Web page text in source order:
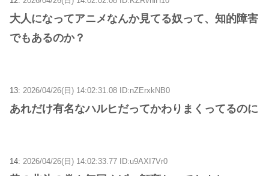
大人になってアニメなんか見てる奴って、知的障害
でもあるのか？
13: 2026/04/26(日) 14:02:31.08 ID:nZErxkNB0
あれだけ有名なハルヒだってかわりまくってるのに
14: 2026/04/26(日) 14:02:33.77 ID:u9AXI7Vr0